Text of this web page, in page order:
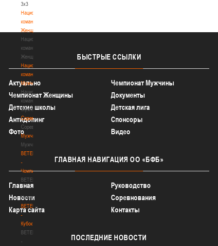
3х3
Национальная
команда.
Женщины
Национальная
команда.
Женщины
Национальная
команда.
Мужчины
Национальная
команда.
Мужчины
Соревнования
Соревнования
Мужчины
Мужчины
BETERA
-
Чемпионат
BETERA
-
Чемпионат
BETERA
-
Кубок
BETERA
-
БЫСТРЫЕ ССЫЛКИ
Актуально
Чемпионат Мужчины
Чемпионат Женщины
Документы
Детские школы
Детская лига
Антидопинг
Спонсоры
Фото
Видео
ГЛАВНАЯ НАВИГАЦИЯ ОО «БФБ»
Главная
Руководство
Новости
Соревнования
Карта сайта
Контакты
ПОСЛЕДНИЕ НОВОСТИ